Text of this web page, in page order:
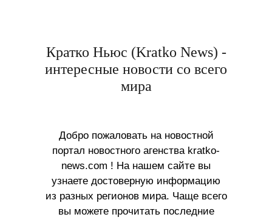
Кратко Ньюс (Kratko News) -
интересные новости со всего
мира
Добро пожаловать на новостной
портал новостного агенства kratko-
news.com ! На нашем сайте вы
узнаете достоверную информацию
из разных регионов мира. Чаще всего
вы можете прочитать последние